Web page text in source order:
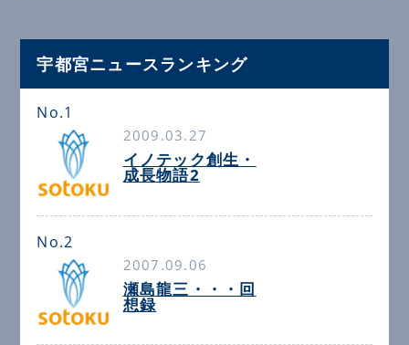
宇都宮ニュースランキング
No.1
2009.03.27
イノテック創生・
成長物語2
No.2
2007.09.06
瀬島龍三・・・回
想録